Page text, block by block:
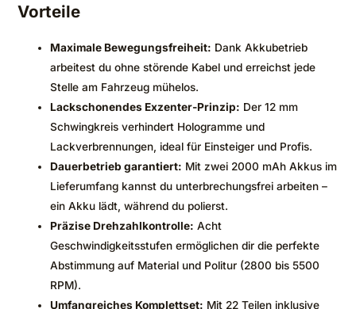
Vorteile
Maximale Bewegungsfreiheit: Dank Akkubetrieb
arbeitest du ohne störende Kabel und erreichst jede
Stelle am Fahrzeug mühelos.
Lackschonendes Exzenter-Prinzip: Der 12 mm
Schwingkreis verhindert Hologramme und
Lackverbrennungen, ideal für Einsteiger und Profis.
Dauerbetrieb garantiert: Mit zwei 2000 mAh Akkus im
Lieferumfang kannst du unterbrechungsfrei arbeiten –
ein Akku lädt, während du polierst.
Präzise Drehzahlkontrolle: Acht
Geschwindigkeitsstufen ermöglichen dir die perfekte
Abstimmung auf Material und Politur (2800 bis 5500
RPM).
Umfangreiches Komplettset: Mit 22 Teilen inklusive